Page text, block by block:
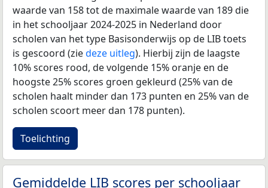
waarde van 158 tot de maximale waarde van 189 die
in het schooljaar 2024-2025 in Nederland door
scholen van het type Basisonderwijs op de LIB toets
is gescoord (ziedeze uitleg). Hierbij zijn de laagste
10% scores rood, de volgende 15% oranje en de
hoogste 25% scores groen gekleurd (25% van de
scholen haalt minder dan 173 punten en 25% van de
scholen scoort meer dan 178 punten).
Toelichting
Gemiddelde LIB scores per schooljaar